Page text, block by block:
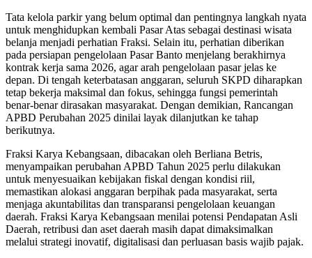
Tata kelola parkir yang belum optimal dan pentingnya langkah nyata
untuk menghidupkan kembali Pasar Atas sebagai destinasi wisata
belanja menjadi perhatian Fraksi. Selain itu, perhatian diberikan
pada persiapan pengelolaan Pasar Banto menjelang berakhirnya
kontrak kerja sama 2026, agar arah pengelolaan pasar jelas ke
depan. Di tengah keterbatasan anggaran, seluruh SKPD diharapkan
tetap bekerja maksimal dan fokus, sehingga fungsi pemerintah
benar-benar dirasakan masyarakat. Dengan demikian, Rancangan
APBD Perubahan 2025 dinilai layak dilanjutkan ke tahap
berikutnya.
Fraksi Karya Kebangsaan, dibacakan oleh Berliana Betris,
menyampaikan perubahan APBD Tahun 2025 perlu dilakukan
untuk menyesuaikan kebijakan fiskal dengan kondisi riil,
memastikan alokasi anggaran berpihak pada masyarakat, serta
menjaga akuntabilitas dan transparansi pengelolaan keuangan
daerah. Fraksi Karya Kebangsaan menilai potensi Pendapatan Asli
Daerah, retribusi dan aset daerah masih dapat dimaksimalkan
melalui strategi inovatif, digitalisasi dan perluasan basis wajib pajak.